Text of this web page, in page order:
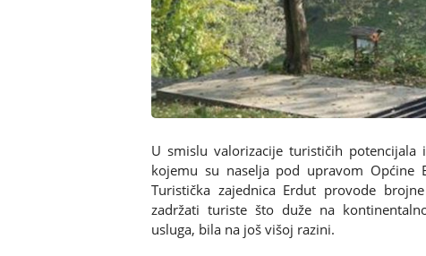
U smislu valorizacije turističih
kojemu su naselja pod upravom Općine
Turistička zajednica Erdut provode
zadržati turiste što duže na
usluga, bila na još višoj razini.